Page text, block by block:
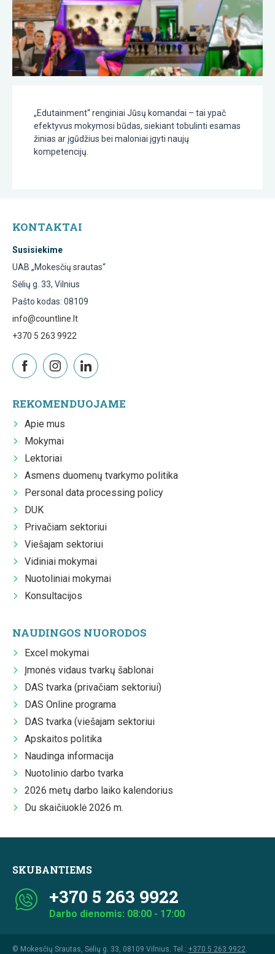
„Edutainment“ renginiai Jūsų komandai – tai ypač
efektyvus mokymosi būdas, siekiant tobulinti esamas
žinias ar įgūdžius bei maloniai įgyti naujų
kompetencijų.
KONTAKTAI
Susisiekime
UAB „Mokesčių srautas“
Sėlių g. 33, Vilnius
Pašto kodas: 08109
info@countline.lt
+370 5 263 9922
REKOMENDUOJAME
Apie mus
Mokymai
Lektoriai
Asmens duomenų tvarkymo politika
Personal data processing policy
DUK
Privačiam sektoriui
Viešajam sektoriui
Vidiniai mokymai
Nuotoliniai mokymai
Konsultacijos
NAUDINGOS NUORODOS
Excel mokymai
Įmonės vidaus tvarkų šablonai
DAS tvarka (privačiam sektoriui)
DAS Online programa
DAS tvarka (viešajam sektoriui
Apskaitos politika
Naudinga informacija
Nuotolinio darbo tvarka
2026 metų darbo laiko kalendorius
Du skaičiuoklė 2026 m.
SKUBANTIEMS
+370 5 263 9922
Darbo dienomis: 08:00 - 17:00
© Mokesčių Srautas, Sėlių g. 33, 08109 Vilnius. Tel.: +370 5 263 9922.